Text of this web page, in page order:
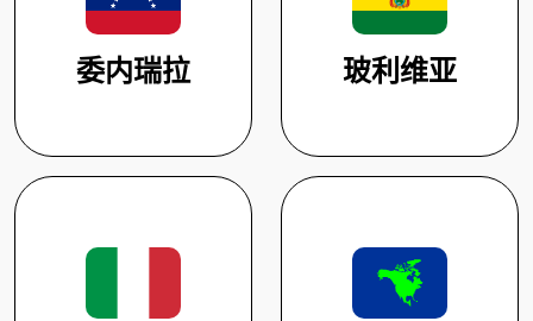
委内瑞拉 玻利维亚